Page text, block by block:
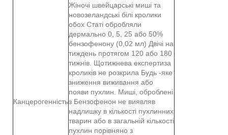
Канцерогенність
Жіночі швейцарські миші та
новозеландські білі кролики
обох Статі обробляли
дермально 0, 5, 25 або 50%
бензофенону (0,02 мл) Двічі на
тиждень протягом 120 або 180
тижнів. Щотижнева експертиза
кроликів не розкрила Будь -яке
зниження виживання або
появи пухлин. Миші, оброблені
з Бензофенон не виявляв
надлишку в кількості пухлинних
тварин або в загальній кількості
пухлин порівняно з